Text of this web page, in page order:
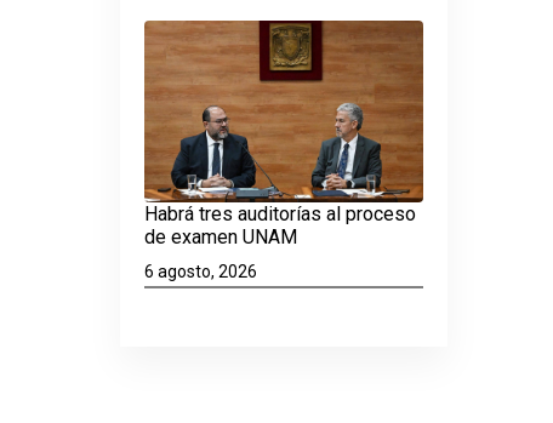
Habrá tres auditorías al proceso
de examen UNAM
6 agosto, 2026